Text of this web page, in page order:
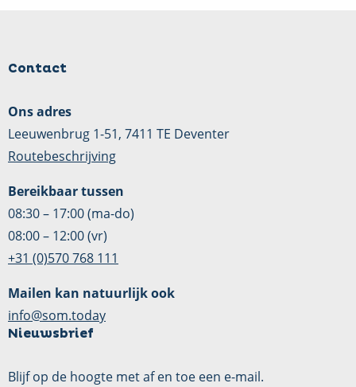
Contact
Ons adres
Leeuwenbrug 1-51, 7411 TE Deventer
Routebeschrijving
Bereikbaar tussen
08:30 – 17:00 (ma-do)
08:00 – 12:00 (vr)
+31 (0)570 768 111
Mailen kan natuurlijk ook
info@som.today
Nieuwsbrief
Blijf op de hoogte met af en toe een e-mail.